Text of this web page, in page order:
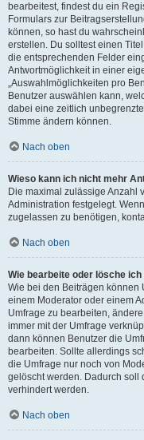
bearbeitest, findest du ein
Formulars zur
können, so hast du
erstellen. Du solltest einen
die entsprechenden Felder
Antwortmöglichkeit in einer
„Auswahlmöglichkeiten pro
Benutzer auswählen kann,
dabei eine zeitlich
Stimme ändern können.
Nach oben
Wieso kann ich nicht mehr
Die maximal zulässige Anzahl
Administration festgelegt.
zugelassen zu benötigen,
Nach oben
Wie bearbeite oder lösche
Wie bei den Beiträgen können
einem Moderator oder einem
Umfrage zu bearbeiten,
immer mit der Umfrage
dann können Benutzer die
bearbeiten. Sollte allerdings
die Umfrage nur noch von
gelöscht werden. Dadurch soll
verhindert werden.
Nach oben